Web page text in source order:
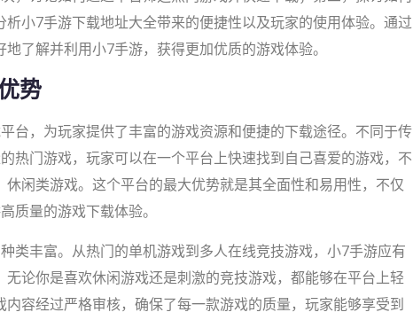
小7手游下载地址大全带来的便捷性以及玩家的使用体验。通过
了解并利用小7手游，获得更加优质的游戏体验。
势
台，为玩家提供了丰富的游戏资源和便捷的下载途径。不同于传
热门游戏，玩家可以在一个平台上快速找到自己喜爱的游戏，不
闲类游戏。这个平台的最大优势就是其全面性和易用性，不仅
质量的游戏下载体验。
类丰富。从热门的单机游戏到多人在线竞技游戏，小7手游应有
论你是喜欢休闲游戏还是刺激的竞技游戏，都能够在平台上轻
容经过严格审核，确保了每一款游戏的质量，玩家能够享受到